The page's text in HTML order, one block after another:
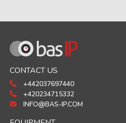
CONTACT US
+442037697440
+420234715332
INFO@BAS-IP.COM